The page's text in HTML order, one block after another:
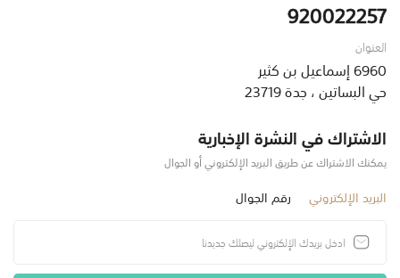
920022257
العنوان
6960 إسماعيل بن كثير
حي البساتين ، جدة 23719
الاشتراك في النشرة الإخبارية
يمكنك الاشتراك عن طريق البريد الإلكتروني أو الجوال
البريد الإلكتروني رقم الجوال